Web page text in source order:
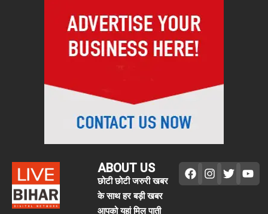
ABOUT US
छोटी छोटी जरुरी खबर
के साथ हर बड़ी खबर
आपको यहां मिल पाती